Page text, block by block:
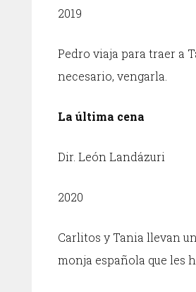
2019
Pedro viaja para traer a
necesario, vengarla.
La última cena
Dir. León Landázuri
2020
Carlitos y Tania llevan
monja española que les